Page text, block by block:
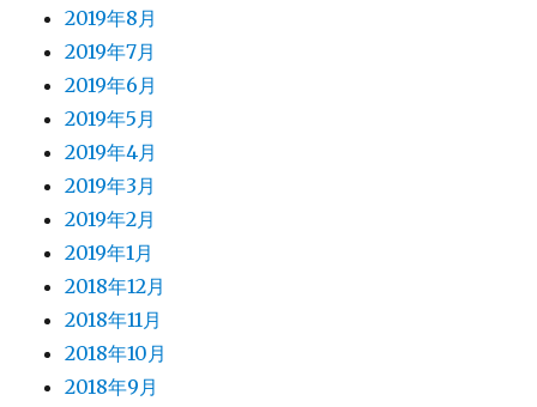
2019年8月
2019年7月
2019年6月
2019年5月
2019年4月
2019年3月
2019年2月
2019年1月
2018年12月
2018年11月
2018年10月
2018年9月